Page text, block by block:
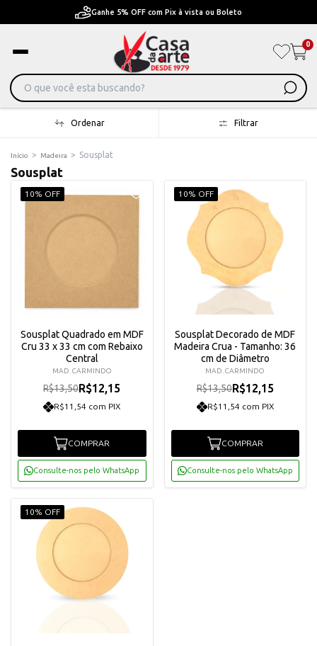
Pague em Até 6x sem juros ou ate
0
Ordenar Filtrar
Início > Madeira > Sousplat
Sousplat
10% OFF
Sousplat Quadrado em MDF
Cru 33 x 33 cm com Rebaixo
Central
MAD. CARMINDO
R$13,50R$12,15
R$11,54 com PIX
COMPRAR
Consulte-nos pelo WhatsApp
10% OFF
Sousplat Decorado de MDF
Madeira Crua - Tamanho: 36
cm de Diâmetro
MAD. CARMINDO
R$13,50R$12,15
R$11,54 com PIX
COMPRAR
Consulte-nos pelo WhatsApp
10% OFF